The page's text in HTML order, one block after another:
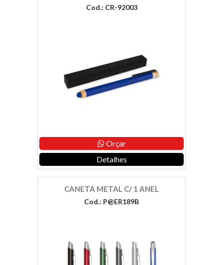
Cod.: CR-92003
Orçar
Detalhes
CANETA METAL C/ 1 ANEL
Cod.: P@ER189B